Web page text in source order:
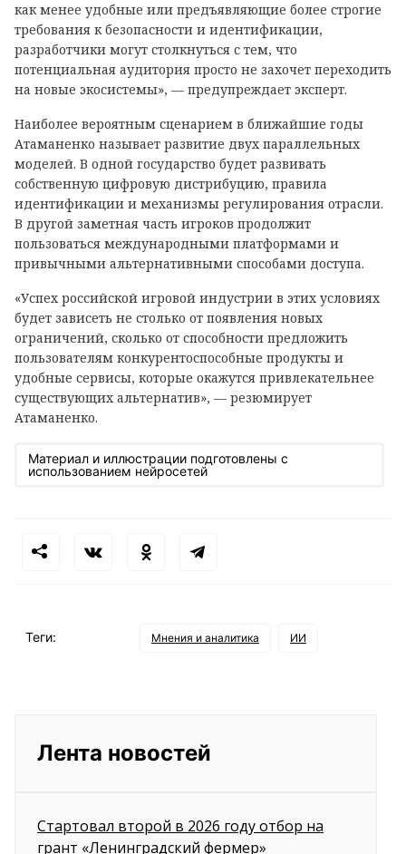
как менее удобные или предъявляющие более строгие
требования к безопасности и идентификации,
разработчики могут столкнуться с тем, что
потенциальная аудитория просто не захочет переходить
на новые экосистемы», — предупреждает эксперт.
Наиболее вероятным сценарием в ближайшие годы
Атаманенко называет развитие двух параллельных
моделей. В одной государство будет развивать
собственную цифровую дистрибуцию, правила
идентификации и механизмы регулирования отрасли.
В другой заметная часть игроков продолжит
пользоваться международными платформами и
привычными альтернативными способами доступа.
«Успех российской игровой индустрии в этих условиях
будет зависеть не столько от появления новых
ограничений, сколько от способности предложить
пользователям конкурентоспособные продукты и
удобные сервисы, которые окажутся привлекательнее
существующих альтернатив», — резюмирует
Атаманенко.
Материал и иллюстрации подготовлены с
использованием нейросетей
Теги: Мнения и аналитика ИИ
Лента новостей
Стартовал второй в 2026 году отбор на
грант «Ленинградский фермер»